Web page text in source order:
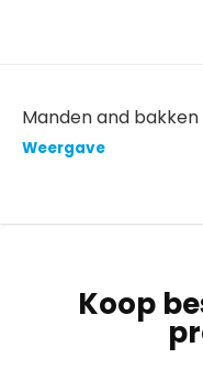
Manden and bakken
Weergave
Koop